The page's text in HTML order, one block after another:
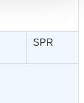
SPR